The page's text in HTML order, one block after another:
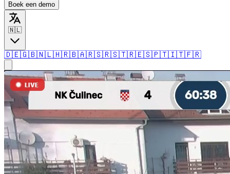
Boek een demo
🇳🇱
🇩🇪🇬🇧🇳🇱🇭🇷🇧🇦🇷🇸🇷🇸🇹🇷🇪🇸🇵🇹🇮🇹🇫🇷